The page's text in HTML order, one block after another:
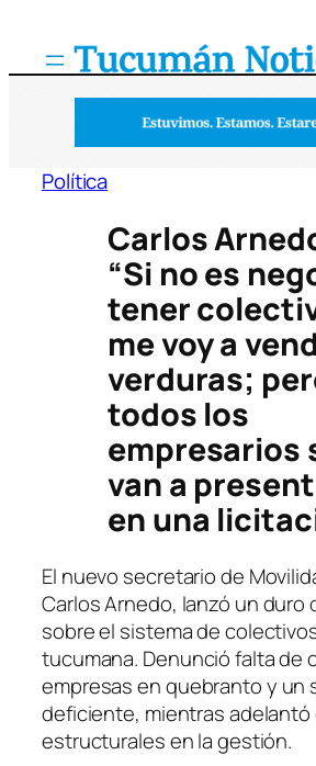
Política
Carlos
“Si no es
tener
me voy a
verduras;
todos los
empresarios
van a
en una
El nuevo secretario de
Carlos Arnedo, lanzó un duro
sobre el sistema de
tucumana. Denunció falta de
empresas en quebranto y un
deficiente, mientras adelantó
estructurales en la gestión.